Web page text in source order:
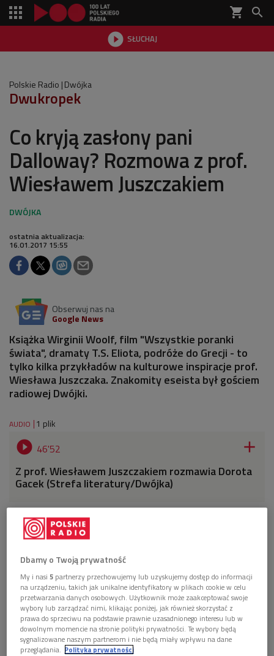
shopping_cart 
 SŁUCHAJ

Polskie Radio Dwójka
Dwukropek
Co kryją zasłony pani
Dalloway? Rozmowa z prof.
Wiesławem Juszczakiem
ostatnia aktualizacja:
16.01.2017 15:55
Obserwuj nas na
Google News
Książka Wirginii Woolf, film "Wszystkie poranki
świata", dramaty T.S. Eliota, podróże do Grecji - to
tylko kilka przykładów na kulturowe inspiracje prof.
Wiesława Juszczaka. Znakomity eseista był gościem
radiowej Dwójki.
AUDIO 1 plik
 46'52 
Z prof. Wiesławem Juszczakiem rozmawia Dorota
Gacek (Strefa literatury/Dwójka)
Dbamy o Twoją prywatność
My i nasi5 partnerzy przechowujemy lub uzyskujemy dostęp do informacji
na urządzeniu, takich jak unikalne identyfikatory w plikach cookie w celu
przetwarzania danych osobowych. Użytkownik może zaakceptować swoje
wybory lub zarządzać nimi, klikając poniżej, jak również skorzystać z
prawa do sprzeciwu na podstawie prawnie uzasadnionego interesu lub w
dowolnym momencie na stronie polityki prywatności. Te wybory będą
sygnalizowane naszym partnerom i nie będą miały wpływu na dane
przeglądania. Polityka prywatności